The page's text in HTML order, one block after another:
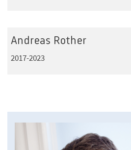
Andreas Rother
2017-2023